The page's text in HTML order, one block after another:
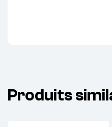
Produits